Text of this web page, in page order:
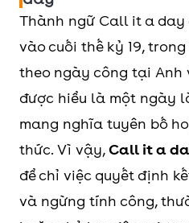
Thành ngữ Call it a
vào cuối thế kỷ 19,
theo ngày công tại Anh
được hiểu là một ngày
mang nghĩa tuyên bố
thức. Vì vậy,Call it a
để chỉ việc quyết định
và ngừng tính công,